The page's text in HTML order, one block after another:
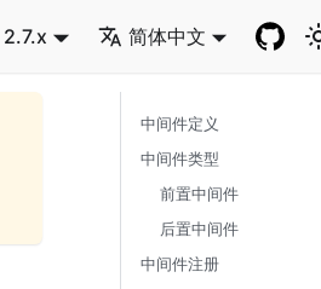
2.7.x 简体中文
中间件定义
中间件类型
前置中间件
后置中间件
中间件注册